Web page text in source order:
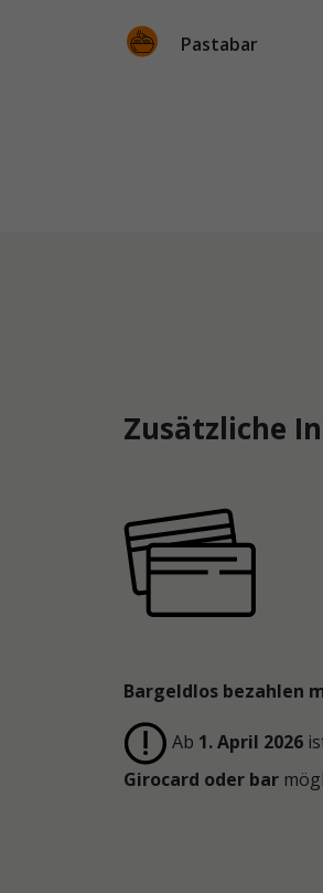
Pastabar
Zusätzliche
Bargeldlos bezahlen
Ab 1. April 2026
Girocard oder bar
Pilzrahm-